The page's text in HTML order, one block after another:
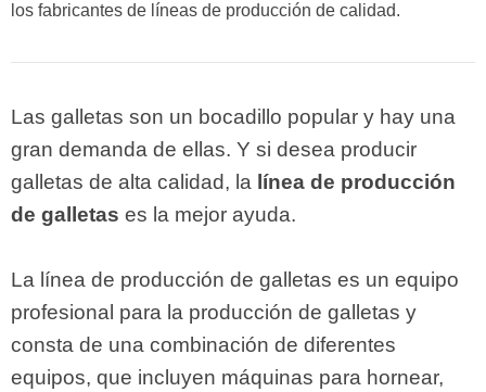
los fabricantes de líneas de producción de calidad.
Las galletas son un bocadillo popular y hay una
gran demanda de ellas. Y si desea producir
galletas de alta calidad, la línea de producción
de galletas es la mejor ayuda.
La línea de producción de galletas es un equipo
profesional para la producción de galletas y
consta de una combinación de diferentes
equipos, que incluyen máquinas para hornear,